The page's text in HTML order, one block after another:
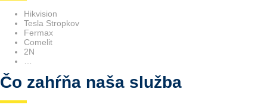
Hikvision
Tesla Stropkov
Fermax
Comelit
2N
Čo zahŕňa naša služba